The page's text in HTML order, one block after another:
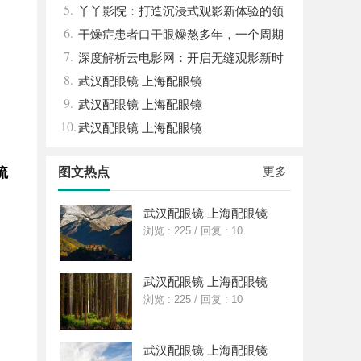
5. 丫丫影院：打造沉浸式观影新体验的领
先平台
6. 干燥症患者口干眼燥熬多年，一个周期
缓过来？老中医：一张辨证方对症，身体找
回津液
7. 深度解析云电影网：开启无缝观影新时
代的网络平台
8. 武汉配眼镜 上海配眼镜
9. 武汉配眼镜 上海配眼镜
10.武汉配眼镜 上海配眼镜
更多
图文热点
武汉配眼镜 上海配眼镜
浏览 : 225 / 回复 : 10
武汉配眼镜 上海配眼镜
浏览 : 225 / 回复 : 10
武汉配眼镜 上海配眼镜